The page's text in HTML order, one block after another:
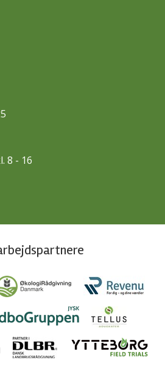
8 - 16